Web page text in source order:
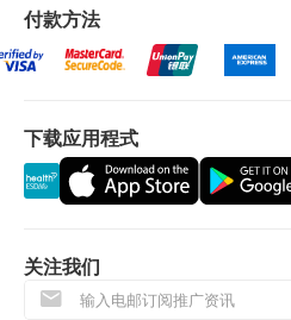
总蛋白质
丙种谷氨基转移酵素
肾功能
钾
钠
29% off
HK$500.0 HK$700
日期起计）接种第一针，
疫苗注射服务必须经医生
射， 并由注册医护人员
$300，余下差额将会退
health.ESDlife及明确医
权。
所以疫苗计划不设退款。
付款方法
下载应用程式
关注我们